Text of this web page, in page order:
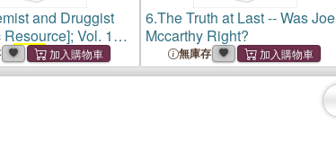
and Druggist
Vol. 103,
2382(19 Sept.
6.The Truth at Last -- Was Joe
Mccarthy Right?
無庫存